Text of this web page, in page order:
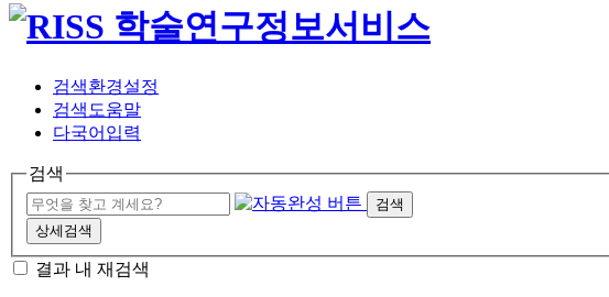
검색환경설정
검색도움말
다국어입력
검색
검색
상세검색
결과 내 재검색